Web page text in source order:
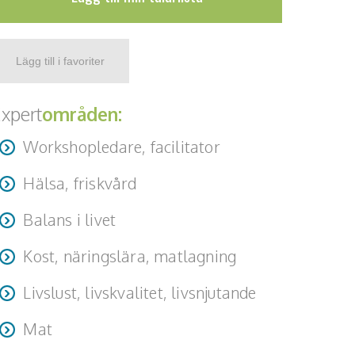
områden:
Workshopledare, facilitator
Hälsa, friskvård
Balans i livet
Kost, näringslära, matlagning
Livslust, livskvalitet, livsnjutande
Mat